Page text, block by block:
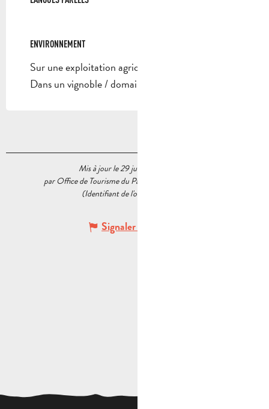
ENVIRONNEMENT
ENVIRONNEMENT
Sur une exploitation agricole
Dans un vignoble / domaine viticole
Mis à jour le 29 juin 2026 à 15:40
par Office de Tourisme du Pays d’Aubagne et de l’Étoile
(Identifiant de l'offre :
Signaler une erreur